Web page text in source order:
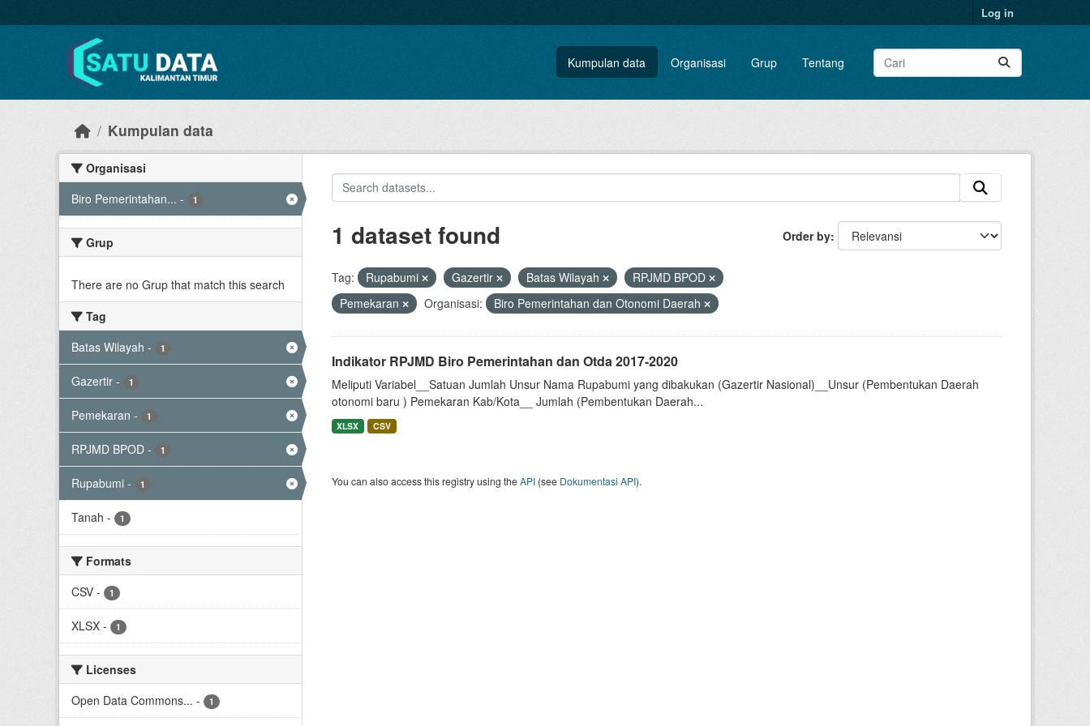
Log in
Kumpulan data Organisasi Grup Tentang
Kumpulan data
Organisasi
Biro Pemerintahan... - 1
Grup
There are no Grup that match this search
Tag
Batas Wilayah - 1
Gazertir - 1
Pemekaran - 1
RPJMD BPOD - 1
Rupabumi - 1
Tanah - 1
Formats
CSV - 1
XLSX - 1
Licenses
Open Data Commons... - 1
Order by
1 dataset found
Tag: Rupabumi Gazertir Batas Wilayah
RPJMD BPOD
Pemekaran
Organisasi: Biro Pemerintahan dan Otonomi Daerah
Indikator RPJMD Biro Pemerintahan dan Otda 2017-2020
Meliputi Variabel__Satuan Jumlah Unsur Nama Rupabumi yang dibakukan (Gazertir Nasional)__Unsur (Pembentukan Daerah
otonomi baru ) Pemekaran Kab/Kota__ Jumlah (Pembentukan Daerah...
XLSX CSV
You can also access this registry using theAPI(see Dokumentasi API).